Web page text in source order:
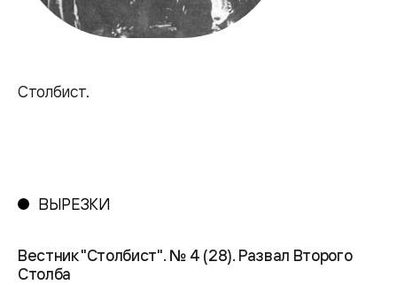
Столбист.
ВЫРЕЗКИ
Вестник "Столбист". № 4 (28). Развал Второго
Столба